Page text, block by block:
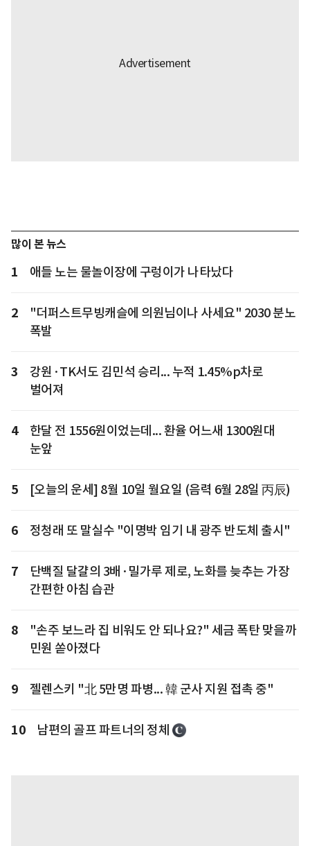
많이 본 뉴스
1 애들 노는 물놀이장에 구렁이가 나타났다
2
"더퍼스트무빙캐슬에 의원님이나 사세요" 2030 분노
폭발
3
강원·TK서도 김민석 승리... 누적 1.45%p차로
벌어져
4
한달 전 1556원이었는데... 환율 어느새 1300원대
눈앞
5 [오늘의 운세] 8월 10일 월요일 (음력 6월 28일 丙辰)
6 정청래 또 말실수 "이명박 임기 내 광주 반도체 출시"
7
단백질 달걀의 3배·밀가루 제로, 노화를 늦추는 가장
간편한 아침 습관
8
"손주 보느라 집 비워도 안 되나요?" 세금 폭탄 맞을까
민원 쏟아졌다
9 젤렌스키 "北 5만명 파병... 韓 군사 지원 접촉 중"
10 남편의 골프 파트너의 정체